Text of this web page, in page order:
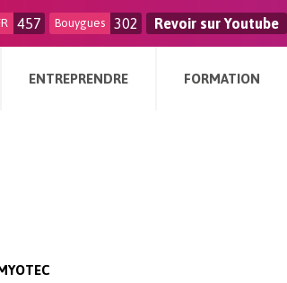
457 Bouygues 302 Revoir sur Youtube
ENTREPRENDRE FORMATION